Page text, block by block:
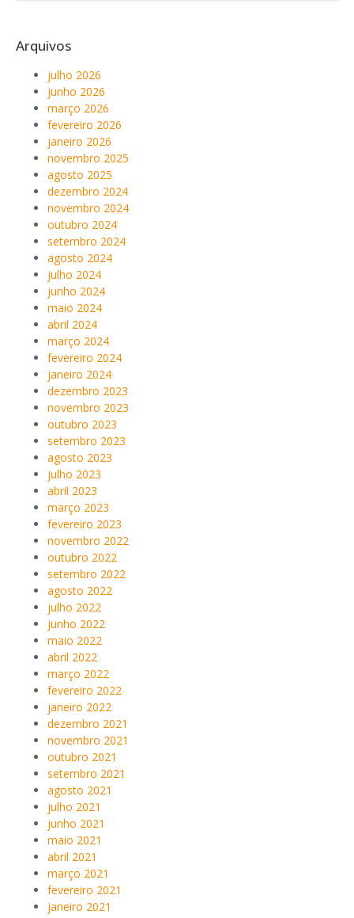
Arquivos
julho 2026
junho 2026
março 2026
fevereiro 2026
janeiro 2026
novembro 2025
agosto 2025
dezembro 2024
novembro 2024
outubro 2024
setembro 2024
agosto 2024
julho 2024
junho 2024
maio 2024
abril 2024
março 2024
fevereiro 2024
janeiro 2024
dezembro 2023
novembro 2023
outubro 2023
setembro 2023
agosto 2023
julho 2023
abril 2023
março 2023
fevereiro 2023
novembro 2022
outubro 2022
setembro 2022
agosto 2022
julho 2022
junho 2022
maio 2022
abril 2022
março 2022
fevereiro 2022
janeiro 2022
dezembro 2021
novembro 2021
outubro 2021
setembro 2021
agosto 2021
julho 2021
junho 2021
maio 2021
abril 2021
março 2021
fevereiro 2021
janeiro 2021